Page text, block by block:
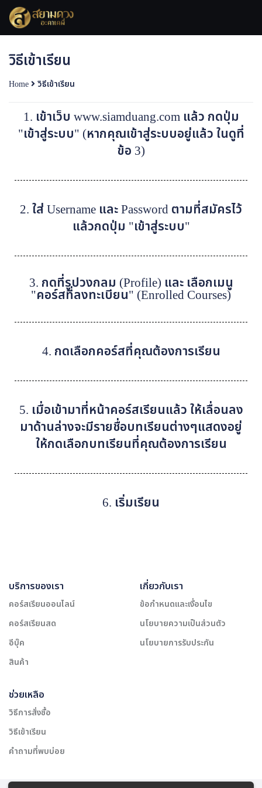
วิธีเข้าเรียน
Home วิธีเข้าเรียน
1. เข้าเว็บ www.siamduang.com แล้ว กดปุ่ม
"เข้าสู่ระบบ" (หากคุณเข้าสู่ระบบอยู่แล้ว ในดูที่
ข้อ 3)
2. ใส่ Username และ Password ตามที่สมัครไว้
แล้วกดปุ่ม "เข้าสู่ระบบ"
3. กดที่รูปวงกลม (Profile) และ เลือกเมนู
"คอร์สที่ลงทะเบียน" (Enrolled Courses)
4. กดเลือกคอร์สที่คุณต้องการเรียน
5. เมื่อเข้ามาที่หน้าคอร์สเรียนแล้ว ให้เลื่อนลง
มาด้านล่างจะมีรายชื่อบทเรียนต่างๆแสดงอยู่
ให้กดเลือกบทเรียนที่คุณต้องการเรียน
6. เริ่มเรียน
บริการของเรา
คอร์สเรียนออนไลน์
คอร์สเรียนสด
อีบุ๊ค
สินค้า
เกี่ยวกับเรา
ข้อกำหนดและเงื่อนไข
นโยบายความเป็นส่วนตัว
นโยบายการรับประกัน
ช่วยเหลือ
วิธีการสั่งซื้อ
วิธีเข้าเรียน
คำถามที่พบบ่อย